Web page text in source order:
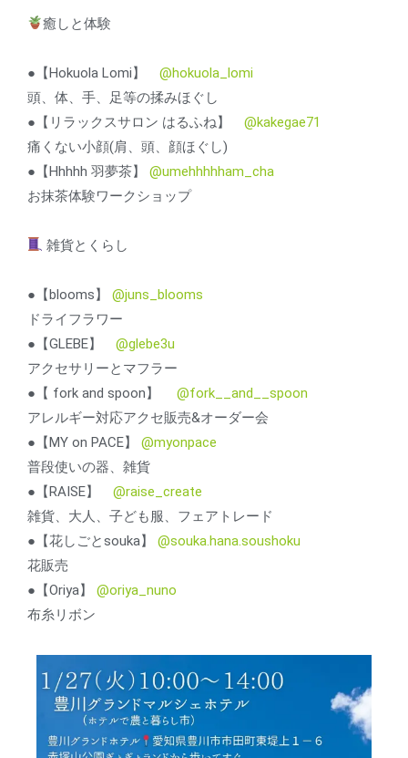
癒しと体験
●【Hokuola Lomi】 @hokuola_lomi
頭、体、手、足等の揉みほぐし
●【リラックスサロン はるふね】 @kakegae71
痛くない小顔(肩、頭、顔ほぐし)
●【Hhhhh 羽夢茶】 @umehhhhham_cha
お抹茶体験ワークショップ
雑貨とくらし
●【blooms】 @juns_blooms
ドライフラワー
●【GLEBE】 @glebe3u
アクセサリーとマフラー
●【 fork and spoon】 @fork__and__spoon
アレルギー対応アクセ販売&オーダー会
●【MY on PACE】 @myonpace
普段使いの器、雑貨
●【RAISE】 @raise_create
雑貨、大人、子ども服、フェアトレード
●【花しごとsouka】 @souka.hana.soushoku
花販売
●【Oriya】 @oriya_nuno
布糸リボン